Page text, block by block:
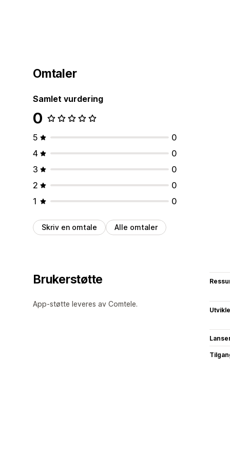
Omtaler
Samlet vurdering
0
5
0
4
0
3
0
2
0
1
0
Skriv en omtale Alle omtaler
Brukerstøtte
App-støtte leveres av Comtele.